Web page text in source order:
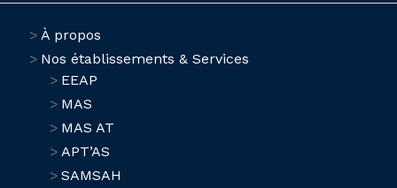
À propos
Nos établissements & Services
EEAP
MAS
MAS AT
APT’AS
SAMSAH